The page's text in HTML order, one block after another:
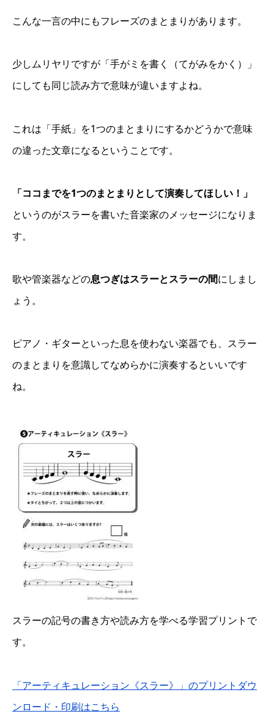
こんな一言の中にもフレーズのまとまりがあります。
少しムリヤリですが「手がミを書く（てがみをかく）」
にしても同じ読み方で意味が違いますよね。
これは「手紙」を1つのまとまりにするかどうかで意味
の違った文章になるということです。
「ココまでを1つのまとまりとして演奏してほしい！」
というのがスラーを書いた音楽家のメッセージになりま
す。
歌や管楽器などの息つぎはスラーとスラーの間にしまし
ょう。
ピアノ・ギターといった息を使わない楽器でも、スラー
のまとまりを意識してなめらかに演奏するといいです
ね。
スラーの記号の書き方や読み方を学べる学習プリントで
す。
「アーティキュレーション《スラー》」のプリントダウ
ンロード・印刷はこちら